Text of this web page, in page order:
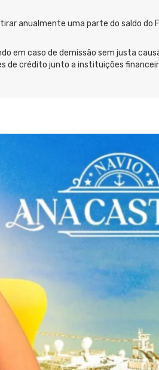
anualmente uma parte do saldo do
em caso de demissão sem justa
de crédito junto a instituições